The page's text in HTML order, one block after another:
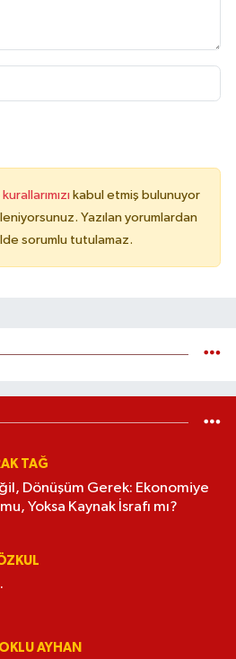
kabul etmiş bulunuyor
Yazılan yorumlardan
sorumlu tutulamaz.
TAĞ
Dönüşüm Gerek: Ekonomiye
Yoksa Kaynak İsrafı mı?
AYHAN